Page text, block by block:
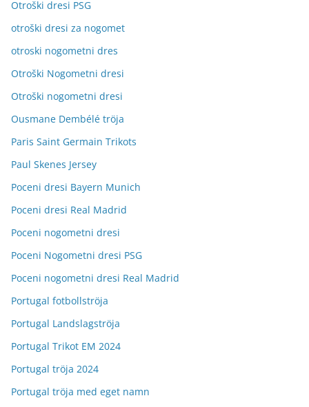
Otroški dresi PSG
otroški dresi za nogomet
otroski nogometni dres
Otroški Nogometni dresi
Otroški nogometni dresi
Ousmane Dembélé tröja
Paris Saint Germain Trikots
Paul Skenes Jersey
Poceni dresi Bayern Munich
Poceni dresi Real Madrid
Poceni nogometni dresi
Poceni Nogometni dresi PSG
Poceni nogometni dresi Real Madrid
Portugal fotbollströja
Portugal Landslagströja
Portugal Trikot EM 2024
Portugal tröja 2024
Portugal tröja med eget namn